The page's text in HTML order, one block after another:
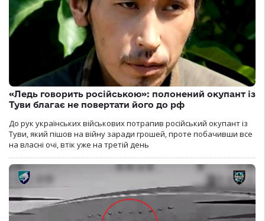
«Ледь говорить російською»: полонений окупант із
Туви благає не повертати його до рф
До рук українських військових потрапив російський окупант із
Туви, який пішов на війну заради грошей, проте побачивши все
на власні очі, втік уже на третій день